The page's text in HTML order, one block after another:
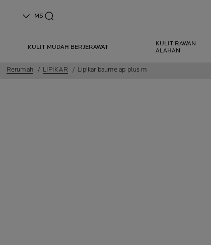
MS
KULIT MUDAH BERJERAWAT
KULIT RAWAN
ALAHAN
Rerumah LIPIKAR Lipikar baume ap plus m